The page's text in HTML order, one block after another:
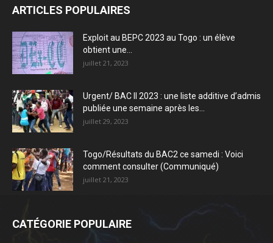
ARTICLES POPULAIRES
Exploit au BEPC 2023 au Togo : un élève
obtient une...
juillet 21, 2023
Urgent/ BAC II 2023 : une liste additive d’admis
publiée une semaine après les...
juillet 29, 2023
Togo/Résultats du BAC2 ce samedi : Voici
comment consulter (Communiqué)
juillet 21, 2023
CATÉGORIE POPULAIRE